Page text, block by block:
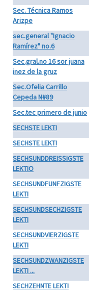
Sec. Técnica Ramos
Arizpe
sec.general "Ignacio
Ramírez" no.6
Sec.gral.no 16 sor juana
inez de la gruz
Sec.Ofelia Carrillo
Cepeda N#89
Sec.tec primero de junio
SECHSTE LEKTI
SECHSTE LEKTI
SECHSUNDDREISSIGSTE
LEKTIO
SECHSUNDFUNFZIGSTE
LEKTI
SECHSUNDSECHZIGSTE
LEKTI
SECHSUNDVIERZIGSTE
LEKTI
SECHSUNDZWANZIGSTE
LEKTI ...
SECHZEHNTE LEKTI